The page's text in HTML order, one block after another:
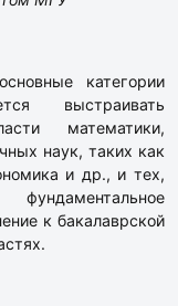
категории
выстраивать
математики,
наук, таких как
и др., и тех,
к бакалаврской